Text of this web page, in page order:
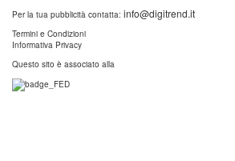
Per la tua pubblicità contatta: info@digitrend.it
Termini e Condizioni
Informativa Privacy
Questo sito è associato alla